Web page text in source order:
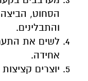
הסחוט,
והתבלינים.
אחידה.
יוצרים